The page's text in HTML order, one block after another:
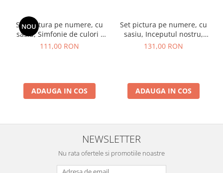
NOU
Set pictura pe numere, cu
sasiu, Simfonie de culori -
vopsele metalizate, 40x50
111,00 RON
ADAUGA IN COS
Set pictura pe numere, cu
sasiu, Inceputul nostru,
40x50 cm
131,00 RON
ADAUGA IN COS
NEWSLETTER
Nu rata ofertele si promotiile noastre